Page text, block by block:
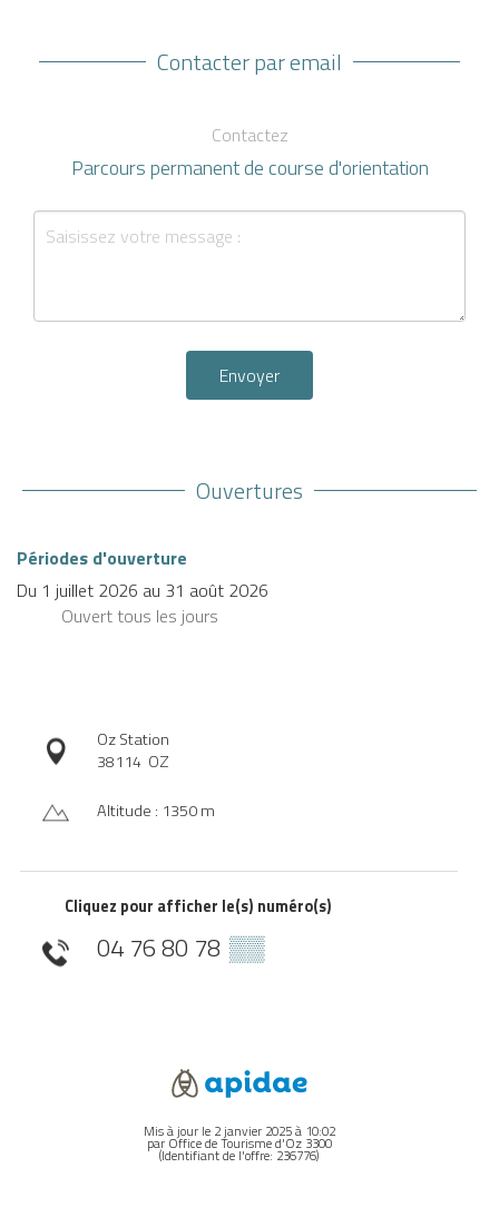
Contacter par email
Contactez
Parcours permanent de course d'orientation
Envoyer
Ouvertures
Périodes d'ouverture
Du 1 juillet 2026 au 31 août 2026
Ouvert tous les jours
Oz Station
38114 OZ
Altitude : 1350 m
Cliquez pour afficher le(s) numéro(s)
04 76 80 78 ▒▒
Mis à jour le 2 janvier 2025 à 10:02
par Office de Tourisme d'Oz 3300
(Identifiant de l'offre: 236776)